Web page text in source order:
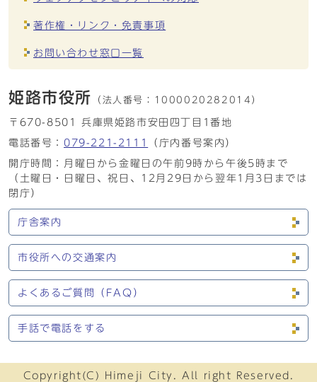
著作権・リンク・免責事項
お問い合わせ窓口一覧
姫路市役所 （法人番号： 1000020282014）
〒670-8501 兵庫県姫路市安田四丁目1番地
電話番号： 079-221-2111
（庁内番号案内）
開庁時間：月曜日から金曜日の午前9時から午後5時まで
（土曜日・日曜日、祝日、12月29日から翌年1月3日までは
閉庁）
庁舎案内
市役所への交通案内
よくあるご質問（FAQ）
手話で電話をする
Copyright(C) Himeji City. All right Reserved.